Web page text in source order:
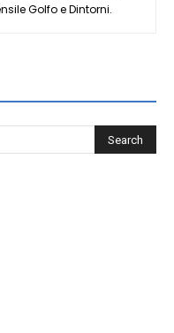
Golfo e Dintorni.